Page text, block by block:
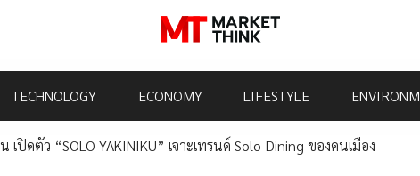
TECHNOLOGY ECONOMY LIFESTYLE